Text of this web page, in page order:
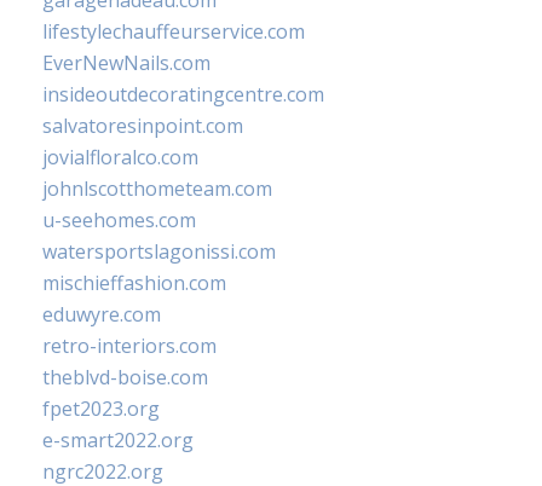
lifestylechauffeurservice.com
EverNewNails.com
insideoutdecoratingcentre.com
salvatoresinpoint.com
jovialfloralco.com
johnlscotthometeam.com
u-seehomes.com
watersportslagonissi.com
mischieffashion.com
eduwyre.com
retro-interiors.com
theblvd-boise.com
fpet2023.org
e-smart2022.org
ngrc2022.org